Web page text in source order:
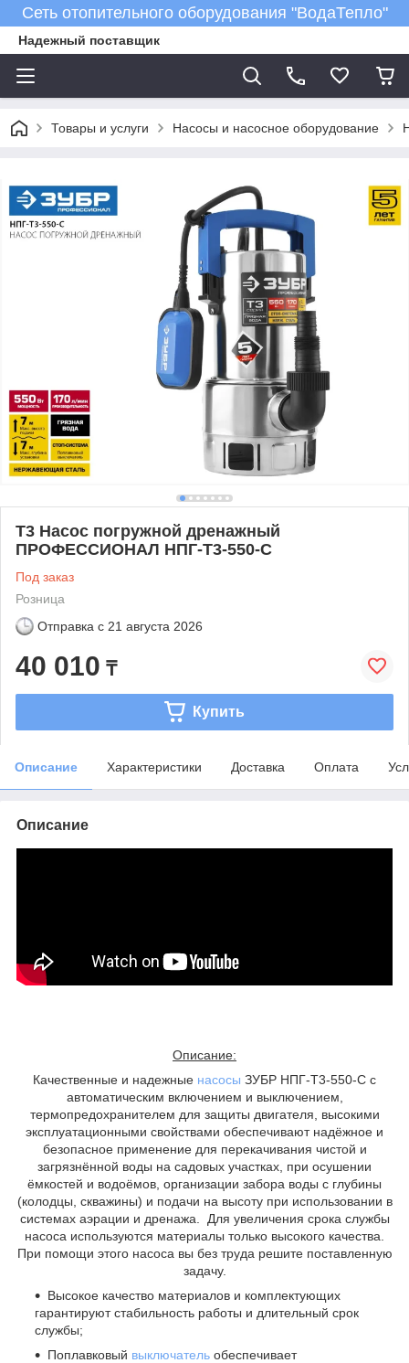
Сеть отопительного оборудования "ВодаТепло"
Надежный поставщик
Товары и услуги Насосы и насосное оборудование
Т3 Насос погружной дренажный
ПРОФЕССИОНАЛ НПГ-Т3-550-С
Под заказ
Розница
Отправка с 21 августа 2026
40 010 ₸
Купить
Описание Характеристики Доставка Оплата
Описание
Описание:
Качественные и надежные насосы ЗУБР НПГ-Т3-550-С с
автоматическим включением и выключением,
термопредохранителем для защиты двигателя, высокими
эксплуатационными свойствами обеспечивают надёжное и
безопасное применение для перекачивания чистой и
загрязнённой воды на садовых участках, при осушении
ёмкостей и водоёмов, организации забора воды с глубины
(колодцы, скважины) и подачи на высоту при использовании в
системах аэрации и дренажа. Для увеличения срока службы
насоса используются материалы только высокого качества.
При помощи этого насоса вы без труда решите поставленную
задачу.
Высокое качество материалов и комплектующих
гарантируют стабильность работы и длительный срок
службы;
Поплавковый выключатель обеспечивает